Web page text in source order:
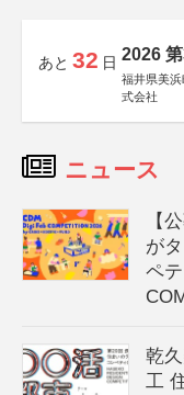
あと 32 日 2026
福井県美
式会社
ニュース
【
が
ペ
乾
工